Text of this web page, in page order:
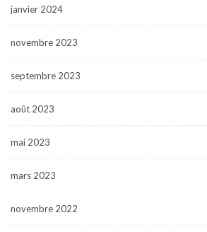
janvier 2024
novembre 2023
septembre 2023
août 2023
mai 2023
mars 2023
novembre 2022